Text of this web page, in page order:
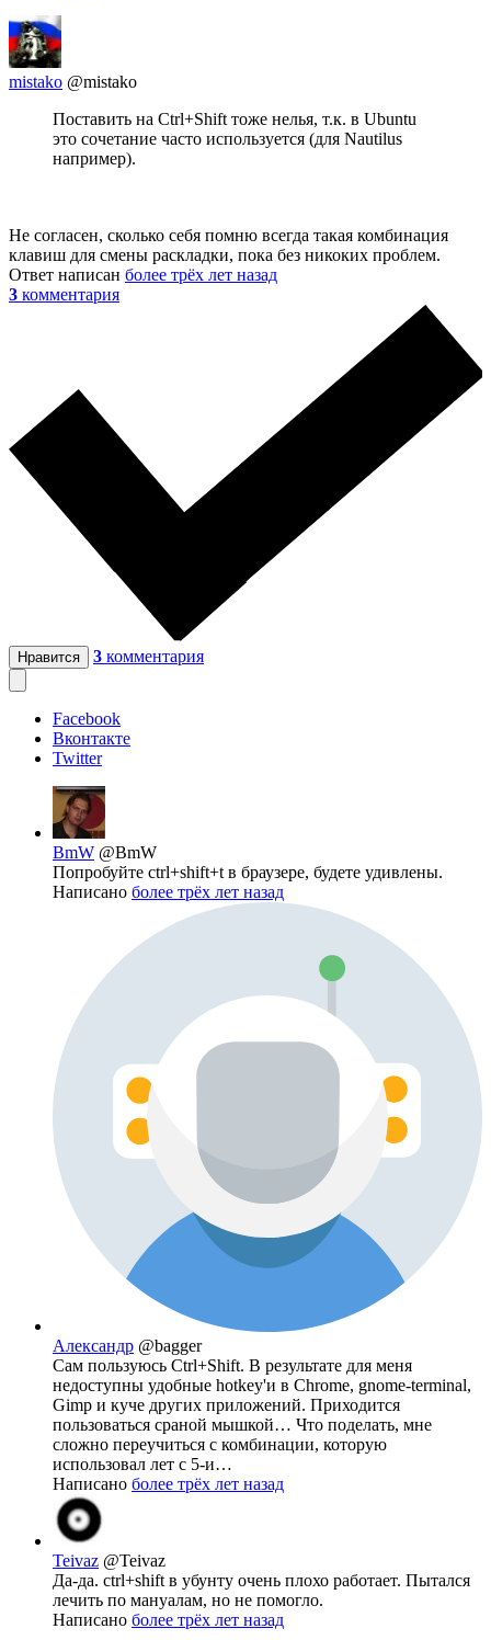
mistako @mistako
Поставить на Сtrl+Shift тоже нелья, т.к. в Ubuntu
это сочетание часто используется (для Nautilus
например).
Не согласен, сколько себя помню всегда такая комбинация
клавиш для смены раскладки, пока без никоких проблем.
Ответ написан более трёх лет назад
3 комментария
Нравится 3 комментария
Facebook
Вконтакте
Twitter
BmW @BmW
Попробуйте ctrl+shift+t в браузере, будете удивлены.
Написано более трёх лет назад
Александр @bagger
Сам пользуюсь Ctrl+Shift. В результате для меня
недоступны удобные hotkey'и в Chrome, gnome-terminal,
Gimp и куче других приложений. Приходится
пользоваться сраной мышкой… Что поделать, мне
сложно переучиться с комбинации, которую
использовал лет с 5-и…
Написано более трёх лет назад
Teivaz @Teivaz
Да-да. ctrl+shift в убунту очень плохо работает. Пытался
лечить по мануалам, но не помогло.
Написано более трёх лет назад